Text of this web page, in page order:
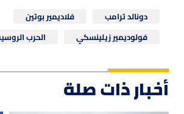
دونالد ترامب
فلاديمير بوتين
فولوديمير زيلينسكي
الحرب
أخبار ذات صلة